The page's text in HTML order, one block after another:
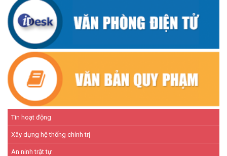
Tin hoạt động
Xây dựng hệ thống chính trị
An ninh trật tự
NÂNG CAO HIỆU QUẢ QUẢN LÝ TÍN DỤNG CHÍNH SÁCH XÃ HỘI
TRÊN ĐỊA BÀN XÃ CƯ M'TA
(07/07/2026)